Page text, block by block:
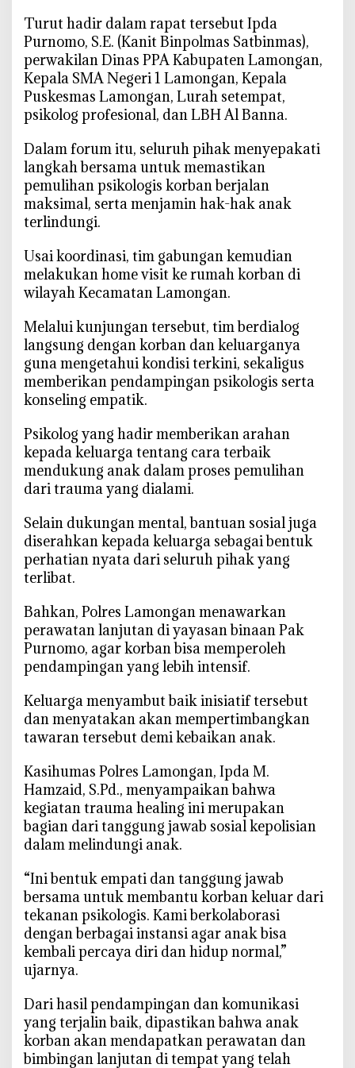
g
i
P
e
m
u
i
h
a
n
i
k
o
o
g
i
s
a
k
o
r
a
n
P
e
c
e
h
n
‎Turut hadir dalam rapat tersebut Ipda
Purnomo, S.E. (Kanit Binpolmas Satbinmas),
perwakilan Dinas PPA Kabupaten Lamongan,
Kepala SMA Negeri 1 Lamongan, Kepala
Puskesmas Lamongan, Lurah setempat,
psikolog profesional, dan LBH Al Banna.
‎Dalam forum itu, seluruh pihak menyepakati
langkah bersama untuk memastikan
pemulihan psikologis korban berjalan
maksimal, serta menjamin hak-hak anak
terlindungi.
‎Usai koordinasi, tim gabungan kemudian
melakukan home visit ke rumah korban di
wilayah Kecamatan Lamongan.
‎Melalui kunjungan tersebut, tim berdialog
langsung dengan korban dan keluarganya
guna mengetahui kondisi terkini, sekaligus
memberikan pendampingan psikologis serta
konseling empatik.
‎Psikolog yang hadir memberikan arahan
kepada keluarga tentang cara terbaik
mendukung anak dalam proses pemulihan
dari trauma yang dialami.
‎Selain dukungan mental, bantuan sosial juga
diserahkan kepada keluarga sebagai bentuk
perhatian nyata dari seluruh pihak yang
terlibat.
‎Bahkan, Polres Lamongan menawarkan
perawatan lanjutan di yayasan binaan Pak
Purnomo, agar korban bisa memperoleh
pendampingan yang lebih intensif.
‎Keluarga menyambut baik inisiatif tersebut
dan menyatakan akan mempertimbangkan
tawaran tersebut demi kebaikan anak.
‎Kasihumas Polres Lamongan, Ipda M.
Hamzaid, S.Pd., menyampaikan bahwa
kegiatan trauma healing ini merupakan
bagian dari tanggung jawab sosial kepolisian
dalam melindungi anak.
‎“Ini bentuk empati dan tanggung jawab
bersama untuk membantu korban keluar dari
tekanan psikologis. Kami berkolaborasi
dengan berbagai instansi agar anak bisa
kembali percaya diri dan hidup normal,”
ujarnya.
‎Dari hasil pendampingan dan komunikasi
yang terjalin baik, dipastikan bahwa anak
korban akan mendapatkan perawatan dan
bimbingan lanjutan di tempat yang telah